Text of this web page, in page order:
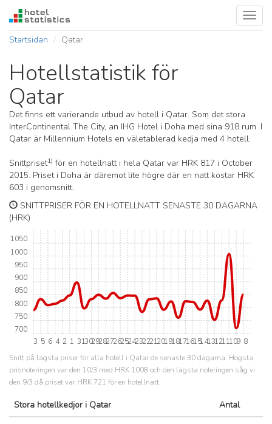
Startsidan
Qatar
Hotellstatistik för
Qatar
Det finns ett varierande utbud av hotell i Qatar. Som det stora
InterContinental The City, an IHG Hotel i Doha med sina 918 rum. I
Qatar är Millennium Hotels en väletablerad kedja med 4 hotell.
Snittpriset1) för en hotellnatt i hela Qatar var HRK 817 i October
2015. Priset i Doha är däremot lite högre där en natt kostar HRK
603 i genomsnitt.
SNITTPRISER FÖR EN HOTELLNATT SENASTE 30 DAGARNA
(HRK)
3 5 6 4 2 1 313029282726252423222120191817161514131211109 8
700
750
800
850
900
950
1000
1050
Snitt på lägsta priser för alla hotell i Qatar de senaste 30 dagarna. Högsta
prisnoteringen var den 10/3 med HRK 1008 och den lägsta noteringen såg vi
den 9/3 då priset var HRK 721 för en hotellnatt.
Stora hotellkedjor i Qatar
Antal